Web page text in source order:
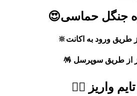
جنگل حماسی😍
طریق ورود به اکانت🔆
تایم واریز 👇🏻